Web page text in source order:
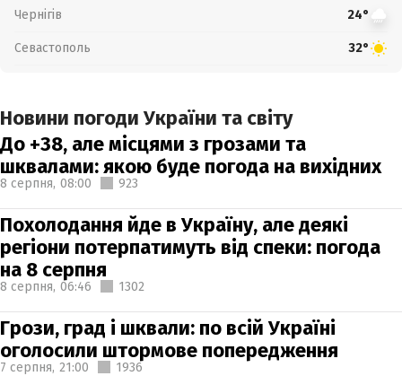
Чернігів 24°
Севастополь 32°
Новини погоди України та світу
До +38, але місцями з грозами та
шквалами: якою буде погода на вихідних
8 серпня, 08:00 923
Похолодання йде в Україну, але деякі
регіони потерпатимуть від спеки: погода
на 8 серпня
8 серпня, 06:46 1302
Грози, град і шквали: по всій Україні
оголосили штормове попередження
7 серпня, 21:00 1936